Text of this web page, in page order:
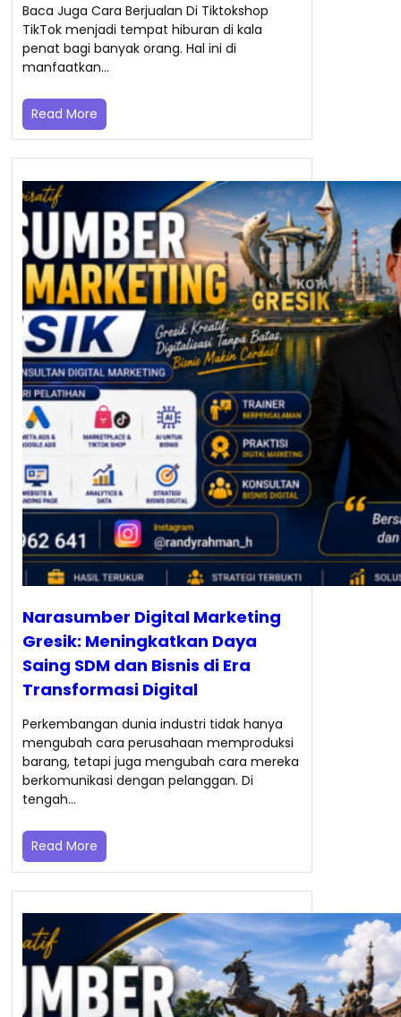
Baca Juga Cara Berjualan Di Tiktokshop
TikTok menjadi tempat hiburan di kala
penat bagi banyak orang. Hal ini di
manfaatkan…
Read More
Narasumber Digital Marketing
Gresik: Meningkatkan Daya
Saing SDM dan Bisnis di Era
Transformasi Digital
Perkembangan dunia industri tidak hanya
mengubah cara perusahaan memproduksi
barang, tetapi juga mengubah cara mereka
berkomunikasi dengan pelanggan. Di
tengah…
Read More